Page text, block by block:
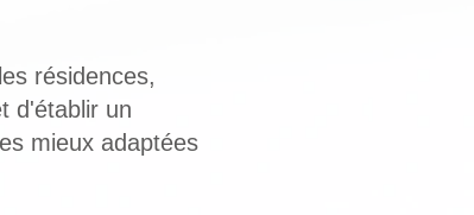
résidences,
d'établir un
mieux adaptées